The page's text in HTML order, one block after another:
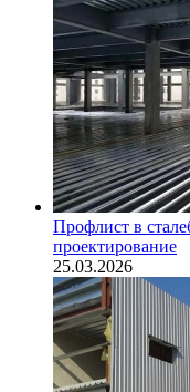
Профлист в
проектирование
25.03.2026